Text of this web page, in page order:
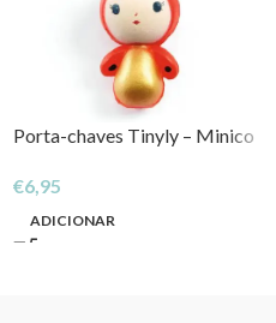
Porta-chaves Tinyly – Minico
€6,95
ADICIONAR